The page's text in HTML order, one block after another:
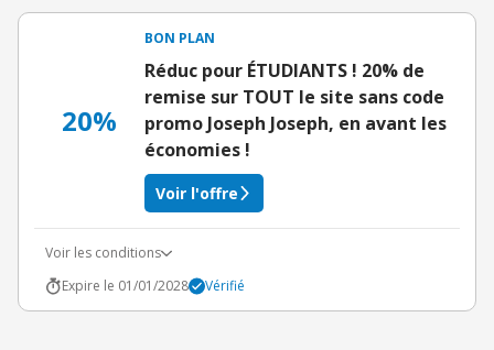
20%
BON PLAN
Réduc pour ÉTUDIANTS ! 20% de
remise sur TOUT le site sans code
promo Joseph Joseph, en avant les
économies !
Voir l'offre
Voir les conditions
Expire le 01/01/2028
Vérifié